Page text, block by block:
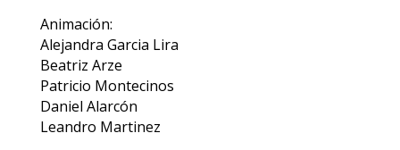
Animación:
Alejandra Garcia Lira
Beatriz Arze
Patricio Montecinos
Daniel Alarcón
Leandro Martinez